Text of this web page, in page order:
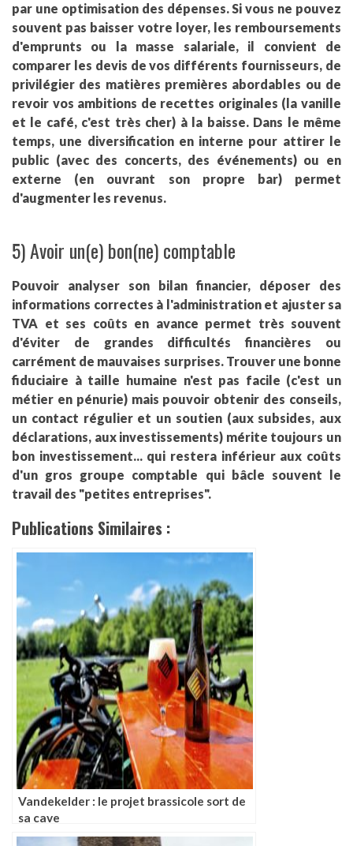
par une optimisation des dépenses. Si vous ne pouvez
souvent pas baisser votre loyer, les remboursements
d'emprunts ou la masse salariale, il convient de
comparer les devis de vos différents fournisseurs, de
privilégier des matières premières abordables ou de
revoir vos ambitions de recettes originales (la vanille
et le café, c'est très cher) à la baisse. Dans le même
temps, une diversification en interne pour attirer le
public (avec des concerts, des événements) ou en
externe (en ouvrant son propre bar) permet
d'augmenter les revenus.
5) Avoir un(e) bon(ne) comptable
Pouvoir analyser son bilan financier, déposer des
informations correctes à l'administration et ajuster sa
TVA et ses coûts en avance permet très souvent
d'éviter de grandes difficultés financières ou
carrément de mauvaises surprises. Trouver une bonne
fiduciaire à taille humaine n'est pas facile (c'est un
métier en pénurie) mais pouvoir obtenir des conseils,
un contact régulier et un soutien (aux subsides, aux
déclarations, aux investissements) mérite toujours un
bon investissement... qui restera inférieur aux coûts
d'un gros groupe comptable qui bâcle souvent le
travail des "petites entreprises".
Publications Similaires :
Vandekelder : le projet brassicole sort de
sa cave